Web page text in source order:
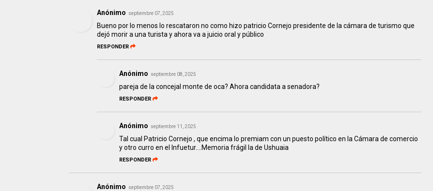
Anónimo septiembre 07, 2025
Bueno por lo menos lo rescataron no como hizo patricio Cornejo presidente de la cámara de turismo que
dejó morir a una turista y ahora va a juicio oral y público
RESPONDER
Anónimo septiembre 08, 2025
pareja de la concejal monte de oca? Ahora candidata a senadora?
RESPONDER
Anónimo septiembre 11, 2025
Tal cual Patricio Cornejo , que encima lo premiam con un puesto político en la Cámara de comercio
y otro curro en el Infuetur....Memoria frágil la de Ushuaia
RESPONDER
Anónimo septiembre 07, 2025